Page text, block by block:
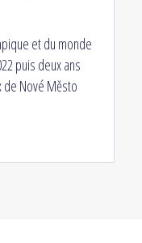
et du monde
puis deux ans
de Nové Město